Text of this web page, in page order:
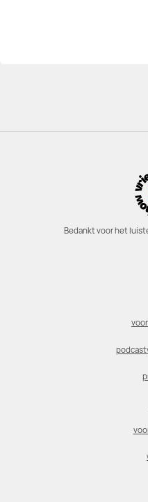
Bedankt voor het